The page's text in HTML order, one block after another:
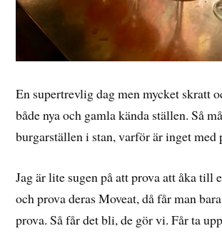
En supertrevlig dag men mycket skratt
både nya och gamla kända ställen. Så
burgarställen i stan, varför är inget med
Jag är lite sugen på att prova att åka till
och prova deras Moveat, då får man
prova. Så får det bli, de gör vi. Får ta